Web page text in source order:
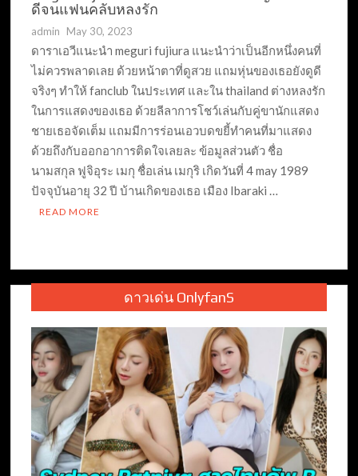
ดีจนแฟนคลับหลงรัก
admin May 30, 2023
ดาราเอวีแนะนำ meguri fujiura แนะนำว่าเป็นอีกหนึ่งคนที่
ไม่ควรพลาดเลย ด้วยหน้าตาที่ดูสวย แถมหุ่นของเธอยังดูดี
จริงๆ ทำให้ fanclub ในประเทศ และใน thailand ต่างหลงรัก
ในการแสดงของเธอ ด้วยลีลาการโชว์เล่นกับคู่ขานักแสดง
ชายเธอจัดเต็ม แถมมีการร่อนเอวบดขยี้ทำคนที่มาแสดง
ด้วยถึงกับออกอาการติดใจเลยละ ข้อมูลส่วนตัว ชื่อ
นามสกุล ฟูจิอุระ เมกุ ชื่อเล่น เมกุริ เกิดวันที่ 4 may 1989
ปัจจุบันอายุ 32 ปี บ้านเกิดของเธอ เมือง Ibaraki …
READ MORE
ดาวเด่น OnlyfanS